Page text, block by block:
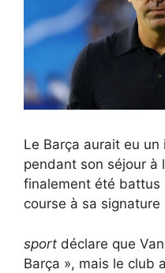
Le Barça aurait eu
pendant son séjour à
finalement été battus
course à sa
sport déclare que
Barça », mais le club